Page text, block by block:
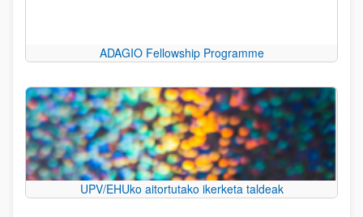
ADAGIO Fellowship Programme
UPV/EHUko aitortutako ikerketa taldeak